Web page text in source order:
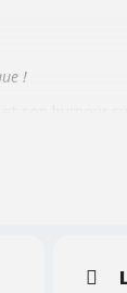
!
tout en